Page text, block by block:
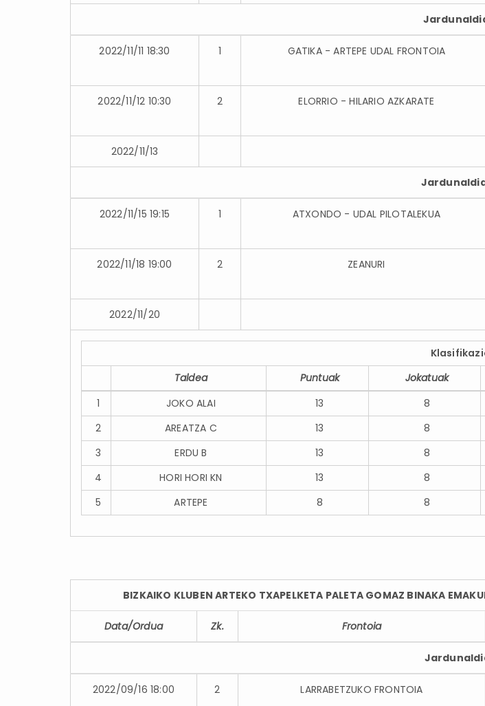
2022/11/11 18:30 1 GATIKA - ARTEPE UDAL FRONTOIA
2022/11/12 10:30 2 ELORRIO - HILARIO AZKARATE
2022/11/13
2022/11/15 19:15 1 ATXONDO - UDAL PILOTALEKUA
2022/11/18 19:00 2 ZEANURI
2022/11/20
Taldea
Puntuak Jokatuak
1
JOKO ALAI 13 8
2
AREATZA C 13 8
3
ERDU B 13 8
4
HORI HORI KN 13 8
5
ARTEPE 8 8
BIZKAIKO KLUBEN ARTEKO TXAPELKETA PALETA GOMAZ BINAKA
Data/Ordua Zk. Frontoia
2022/09/16 18:00 2 LARRABETZUKO FRONTOIA